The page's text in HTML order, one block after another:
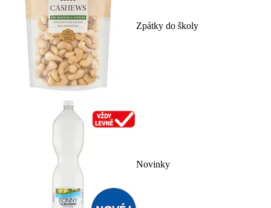
Zpátky do školy
Novinky